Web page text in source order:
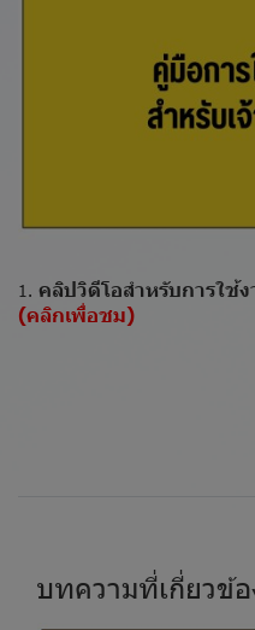
1. คลิปวิดีโอสำหรับการใช้
(คลิกเพื่อชม)
บทความที่เกี่ยวข้อ